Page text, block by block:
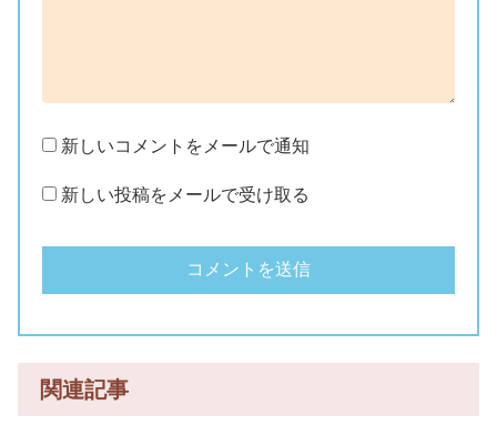
新しいコメントをメールで通知
新しい投稿をメールで受け取る
関連記事